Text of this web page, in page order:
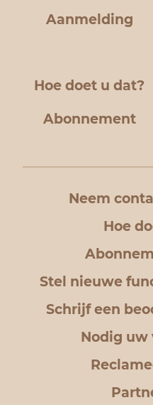
Aanmelding
Hoe doet u dat?
Abonnement
Neem
Hoe
Stel nieuwe
Schrijf een
Nodig uw